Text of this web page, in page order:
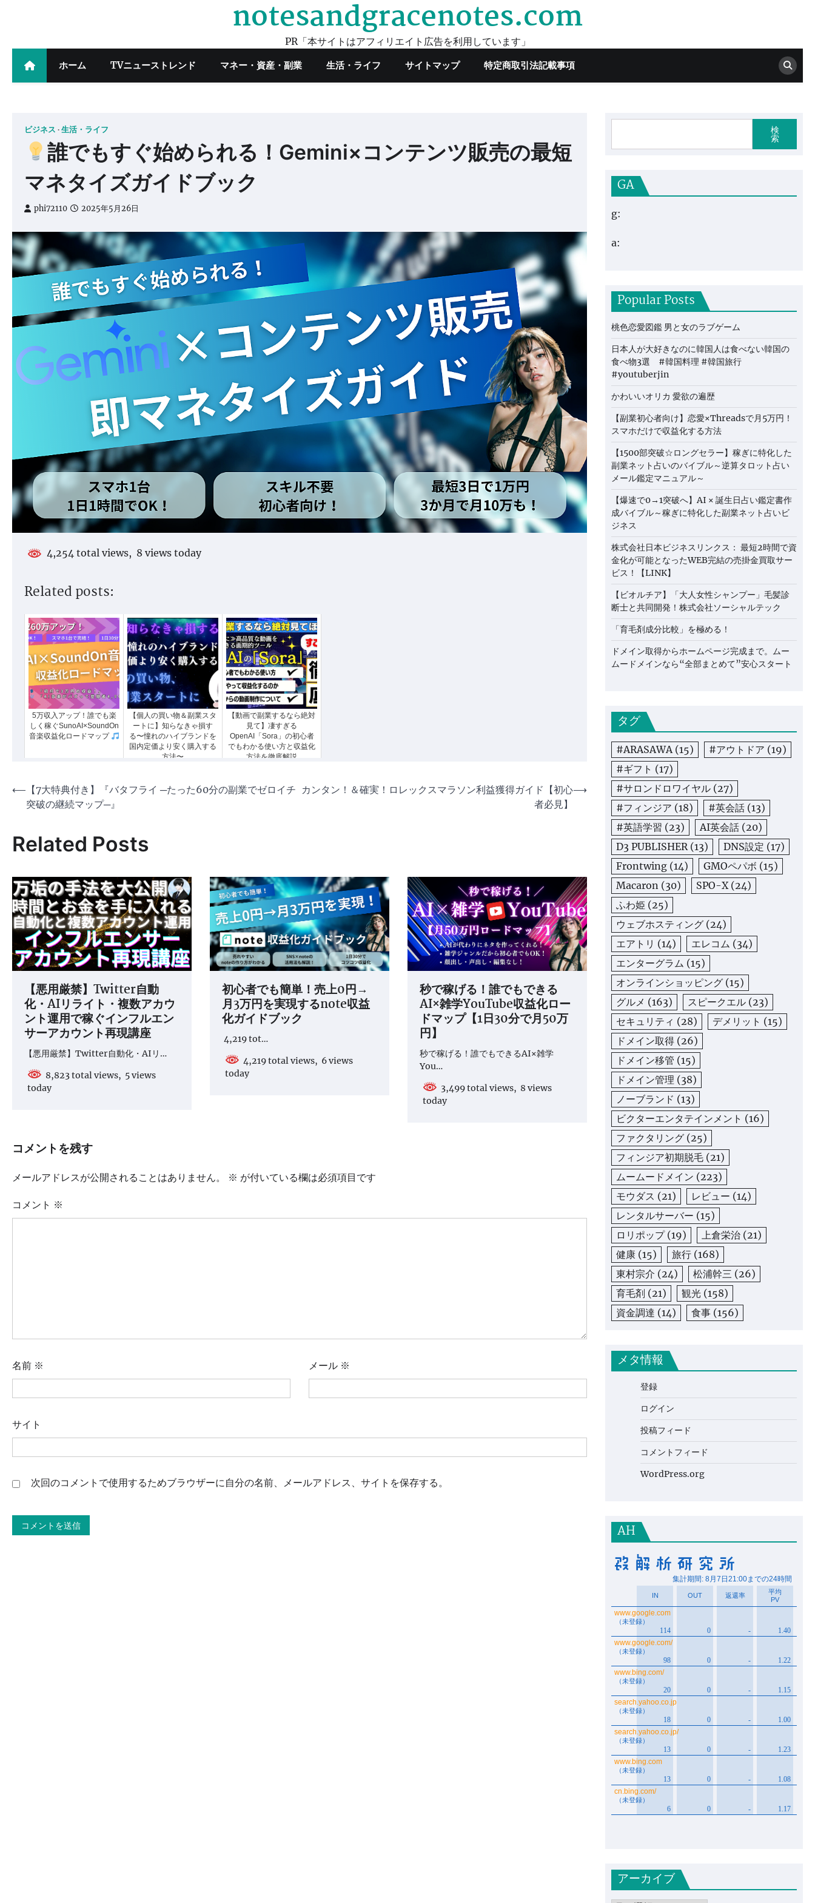
notesandgracenotes.com
PR「本サイトはアフィリエイト広告を利用しています」
ホーム TVニューストレンド マネー・資産・副業 生活・ライフ サイトマップ 特定商取引法記載事項
ビジネス 生活・ライフ
誰でもすぐ始められる！Gemini×コンテンツ販売の最短
マネタイズガイドブック
phi72110 2025年5月26日
4,254 total views, 8 views today
Related posts:
5万収入アップ！誰でも楽
しく稼ぐSunoAI×SoundOn
音楽収益化ロードマップ
【個人の買い物＆副業スタ
ートに】知らなきゃ損す
る〜憧れのハイブランドを
国内定価より安く購入する
方法〜
【動画で副業するなら絶対
見て】凄すぎる
OpenAI「Sora」の初心者
でもわかる使い方と収益化
方法を徹底解説
投
ビ
ー
シ
ョ
ン
⟵ 【7大特典付き】『バタフライ ─たった60分の副業でゼロイチ
突破の継続マップ─』
カンタン！＆確実！ロレックスマラソン利益獲得ガイド【初心
者必見】
⟶
Related Posts
【悪用厳禁】Twitter自動
化・AIリライト・複数アカウ
ント運用で稼ぐインフルエン
サーアカウント再現講座
【悪用厳禁】Twitter自動化・AIリ…
8,823 total views, 5 views
today
初心者でも簡単！売上0円→
月3万円を実現するnote収益
化ガイドブック
4,219 tot…
4,219 total views, 6 views
today
秒で稼げる！誰でもできる
AI×雑学YouTube収益化ロー
ドマップ【1日30分で月50万
円】
秒で稼げる！誰でもできるAI×雑学
You…
3,499 total views, 8 views
today
コメントを残す
メールアドレスが公開されることはありません。 ※ が付いている欄は必須項目です
コメント ※
名前 ※ メール ※
サイト
次回のコメントで使用するためブラウザーに自分の名前、メールアドレス、サイトを保存する。
検
索
GA
g:
a:
Popular Posts
桃色恋愛図鑑 男と女のラブゲーム
日本人が大好きなのに韓国人は食べない韓国の
食べ物3選 #韓国料理 #韓国旅行
#youtuberjin
かわいいオリカ 愛欲の遍歴
【副業初心者向け】恋愛×Threadsで月5万円！
スマホだけで収益化する方法
【1500部突破☆ロングセラー】稼ぎに特化した
副業ネット占いのバイブル～逆算タロット占い
メール鑑定マニュアル～
【爆速で0→1突破へ】AI × 誕生日占い鑑定書作
成バイブル～稼ぎに特化した副業ネット占いビ
ジネス
株式会社日本ビジネスリンクス： 最短2時間で資
金化が可能となったWEB完結の売掛金買取サー
ビス！【LINK】
【ビオルチア】「大人女性シャンプー」毛髪診
断士と共同開発！株式会社ソーシャルテック
「育毛剤成分比較」を極める！
ドメイン取得からホームページ完成まで。ムー
ムードメインなら“全部まとめて”安心スタート
タグ
#ARASAWA(15) #アウトドア (19)
#ギフト (17)
#サロンドロワイヤル (27)
#フィンジア (18) #英会話 (13)
#英語学習 (23) AI英会話 (20)
D3 PUBLISHER(13) DNS設定 (17)
Frontwing (14) GMOペパボ (15)
Macaron (30) SPO-X(24)
ふわ姫 (25)
ウェブホスティング (24)
エアトリ (14) エレコム (34)
エンターグラム (15)
オンラインショッピング (15)
グルメ (163) スピークエル (23)
セキュリティ (28) デメリット (15)
ドメイン取得 (26)
ドメイン移管 (15)
ドメイン管理 (38)
ノーブランド (13)
ビクターエンタテインメント (16)
ファクタリング (25)
フィンジア初期脱毛 (21)
ムームードメイン (223)
モウダス (21) レビュー (14)
レンタルサーバー (15)
ロリポップ(19) 上倉栄治 (21)
健康 (15) 旅行 (168)
東村宗介 (24) 松浦幹三 (26)
育毛剤 (21) 観光 (158)
資金調達 (14) 食事 (156)
メタ情報
登録
ログイン
投稿フィード
コメントフィード
WordPress.org
AH
アーカイブ